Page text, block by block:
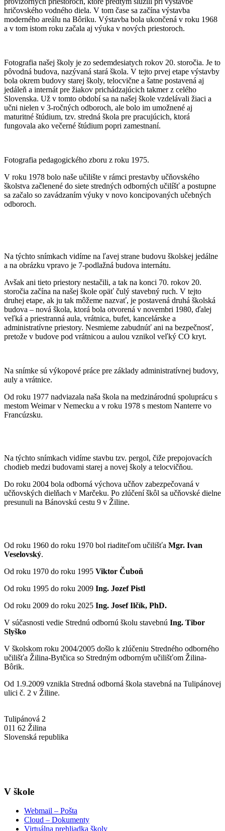
hričovského vodného diela. V tom čase sa začína výstavba
moderného areálu na Bôriku. Výstavba bola ukončená v roku 1968
a v tom istom roku začala aj výuka v nových priestoroch.
Fotografia našej školy je zo sedemdesiatych rokov 20. storočia. Je to
pôvodná budova, nazývaná stará škola. V tejto prvej etape výstavby
bola okrem budovy starej školy, telocvične a šatne postavená aj
jedáleň a internát pre žiakov prichádzajúcich takmer z celého
Slovenska. Už v tomto období sa na našej škole vzdelávali žiaci a
učni nielen v 3-ročných odboroch, ale bolo im umožnené aj
maturitné štúdium, tzv. stredná škola pre pracujúcich, ktorá
fungovala ako večerné štúdium popri zamestnaní.
Fotografia pedagogického zboru z roku 1975.
V roku 1978 bolo naše učilište v rámci prestavby učňovského
školstva začlenené do siete stredných odborných učilíšť a postupne
sa začalo so zavádzaním výuky v novo koncipovaných učebných
odboroch.
Na týchto snímkach vidíme na ľavej strane budovu školskej jedálne
a na obrázku vpravo je 7-podlažná budova internátu.
Avšak ani tieto priestory nestačili, a tak na konci 70. rokov 20.
storočia začína na našej škole opäť čulý stavebný ruch. V tejto
druhej etape, ak ju tak môžeme nazvať, je postavená druhá školská
budova – nová škola, ktorá bola otvorená v novembri 1980, ďalej
veľká a priestranná aula, vrátnica, bufet, kancelárske a
administratívne priestory. Nesmieme zabudnúť ani na bezpečnosť,
pretože v budove pod vrátnicou a aulou vznikol veľký CO kryt.
Na snímke sú výkopové práce pre základy administratívnej budovy,
auly a vrátnice.
Od roku 1977 nadviazala naša škola na medzinárodnú spoluprácu s
mestom Weimar v Nemecku a v roku 1978 s mestom Nanterre vo
Francúzsku.
Na týchto snímkach vidíme stavbu tzv. pergol, čiže prepojovacích
chodieb medzi budovami starej a novej školy a telocvičňou.
Do roku 2004 bola odborná výchova učňov zabezpečovaná v
učňovských dielňach v Marčeku. Po zlúčení škôl sa učňovské dielne
presunuli na Bánovskú cestu 9 v Žiline.
Od roku 1960 do roku 1970 bol riaditeľom učilišťa Mgr. Ivan
Veselovský.
Od roku 1970 do roku 1995 Viktor Čuboň
Od roku 1995 do roku 2009 Ing. Jozef Pistl
Od roku 2009 do roku 2025 Ing. Josef Ilčík, PhD.
V súčasnosti vedie Strednú odbornú školu stavebnú Ing. Tibor
Slyško
V školskom roku 2004/2005 došlo k zlúčeniu Stredného odborného
učilišťa Žilina-Bytčica so Stredným odborným učilišťom Žilina-
Bôrik.
Od 1.9.2009 vznikla Stredná odborná škola stavebná na Tulipánovej
ulici č. 2 v Žiline.
Tulipánová 2
011 62 Žilina
Slovenská republika
V škole
Webmail – Pošta
Cloud – Dokumenty
Virtuálna prehliadka školy